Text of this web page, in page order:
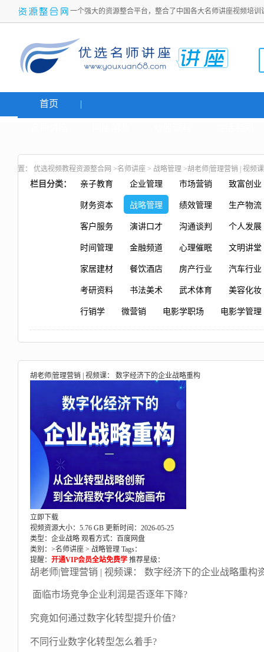
一个强大的资源整合平台，整合了中国各大名师讲座视频培
首页
置： 优选视频教程资源整合网 >名师讲座 > 战略管理 >胡老师|管理营销 | 视频
栏目分类： 亲子教育 企业管理 市场营销 致富创业
财务资本 战略管理 绩效管理 生产物流
客户服务 演讲口才 沟通谈判 个人发展
时间管理 金融频道 心理催眠 文明讲堂
家居建材 餐饮酒店 房产行业 汽车行业
考研资料 书法美术 武术体育 美容化妆
行销学 微营销 电影学职场 电影学管理
胡老师|管理营销 | 视频课： 数字经济下的企业战略重构
立即下载
视频资源大小：5.76 GB 更新时间：2026-05-25
类型：企业战略 观看方式：百度网盘
类别：>名师讲座 > 战略管理 Tags：
提醒： 开通VIP会员全站免费学 推荐星级：
胡老师|管理营销 | 视频课： 数字经济下的企业战略重构
面临市场竞争企业利润是否逐年下降?
究竟如何通过数字化转型提升价值?
不同行业数字化转型怎么着手?